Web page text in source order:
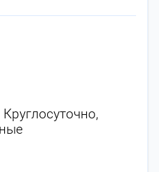
Круглосуточно,